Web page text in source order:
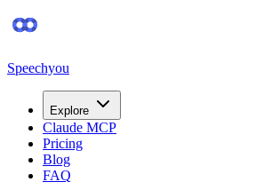
Speechyou
Explore
Claude MCP
Pricing
Blog
FAQ